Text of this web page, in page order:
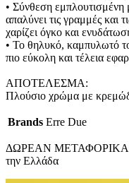
• Σύνθεση εμπλουτισμένη
απαλύνει τις γραμμές και
χαρίζει όγκο και
• Το θηλυκό, καμπυλωτό
πιο εύκολη και τέλεια
ΑΠΟΤΕΛΕΣΜΑ:
Πλούσιο χρώμα με
Brands Erre Due
ΔΩΡΕΑΝ ΜΕΤΑΦΟΡΙΚΑ
την Ελλάδα